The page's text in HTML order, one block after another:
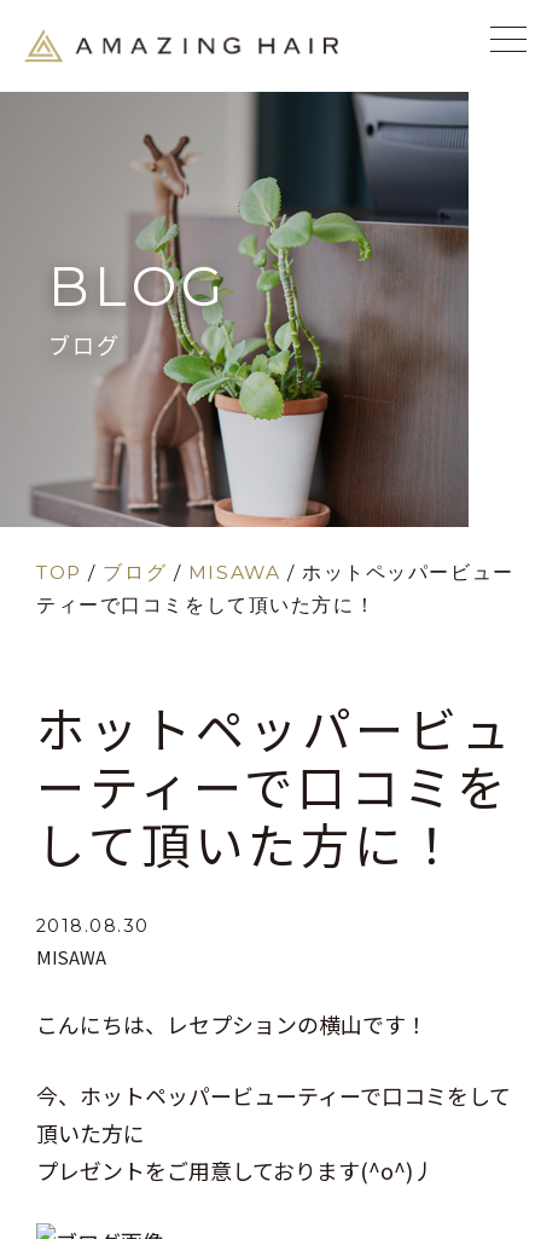
BLOG
ブログ
TOP / ブログ / MISAWA /ホットペッパービュー
ティーで口コミをして頂いた方に！
ホットペッパービュ
ーティーで口コミを
して頂いた方に！
2018.08.30
MISAWA
こんにちは、レセプションの横山です！
今、ホットペッパービューティーで口コミをして
頂いた方に
プレゼントをご用意しております(^o^)丿